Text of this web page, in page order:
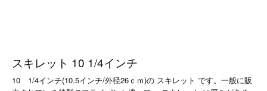
スキレット 10 1/4インチ
10 1/4インチ(10.5インチ/外径26ｃｍ)の スキレット です。一般に販